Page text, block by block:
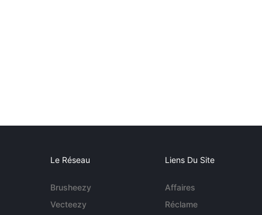
Le Réseau
Brusheezy
Vecteezy
Liens Du Site
Affaires
Réclame